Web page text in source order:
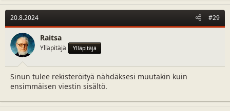
20.8.2024 #29
Raitsa
Ylläpitäjä Ylläpitäjä
Sinun tulee rekisteröityä nähdäksesi muutakin kuin
ensimmäisen viestin sisältö.